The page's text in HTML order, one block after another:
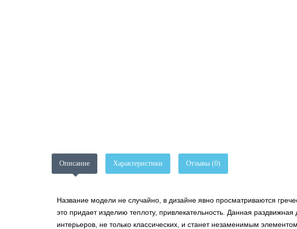
Описание Характеристики Отзывы (0)
Название модели не случайно, в дизайне явно просматриваются
это придает изделию теплоту, привлекательность. Данная
интерьеров, не только классических, и станет незаменимым